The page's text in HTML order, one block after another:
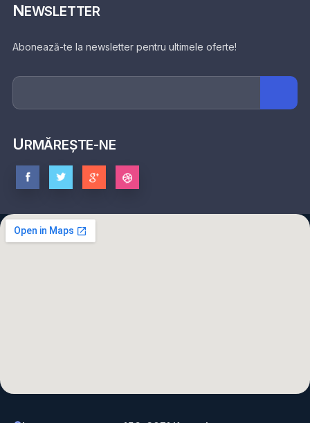
NEWSLETTER
Abonează-te la newsletter pentru ultimele oferte!
URMĂREȘTE-NE